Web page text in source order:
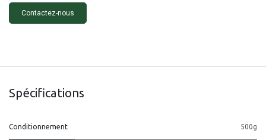
Contactez-nous
Spécifications
Conditionnement 500g